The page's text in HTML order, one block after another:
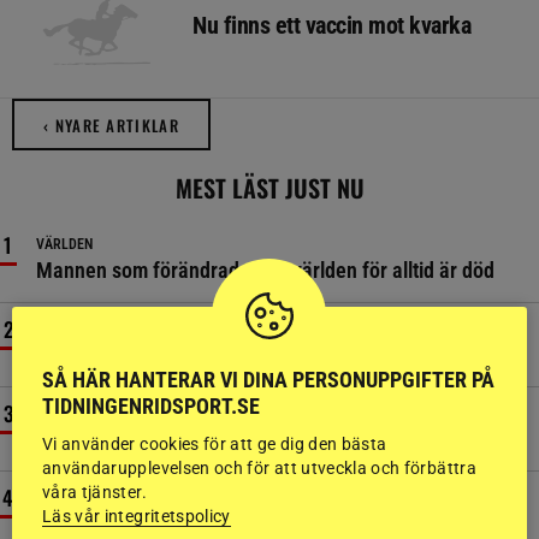
Nu finns ett vaccin mot kvarka
‹ NYARE ARTIKLAR
MEST LÄST JUST NU
VÄRLDEN
Mannen som förändrade hästvärlden för alltid är död
DRESSYR
Ellen Hedbys skadad i ridolycka på tävling
HOPPNING
Ryttare förd till sjukhus efter fall på SM
SÅ HÄR HANTERAR VI DINA PERSONUPPGIFTER PÅ
TIDNINGENRIDSPORT.SE
Vi använder cookies för att ge dig den bästa
användarupplevelsen och för att utveckla och förbättra
våra tjänster.
Läs vår integritetspolicy